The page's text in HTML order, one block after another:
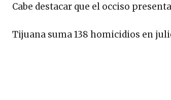
Cabe destacar que el occiso
Tijuana suma 138 homicidios en